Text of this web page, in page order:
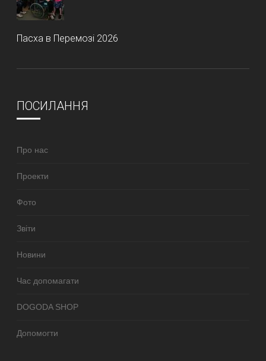
Пасха в Перемозі 2026
ПОСИЛАННЯ
Про нас
Проекти
Фото
Звіти
Новини
Час допомагати
DOGODA SHOP
Допомогти